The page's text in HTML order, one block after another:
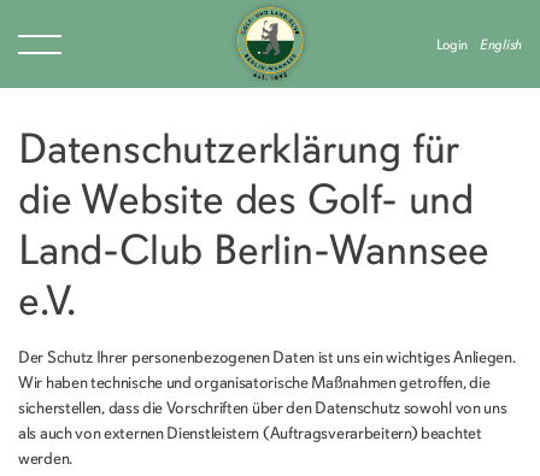
Login English
Datenschutzerklärung für
die Website des Golf- und
Land-Club Berlin-Wannsee
e.V.
Der Schutz Ihrer personenbezogenen Daten ist uns ein wichtiges Anliegen.
Wir haben technische und organisatorische Maßnahmen getroffen, die
sicherstellen, dass die Vorschriften über den Datenschutz sowohl von uns
als auch von externen Dienstleistern (Auftragsverarbeitern) beachtet
werden.